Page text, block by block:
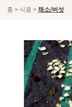
홈 > 식품 > 채소/버섯